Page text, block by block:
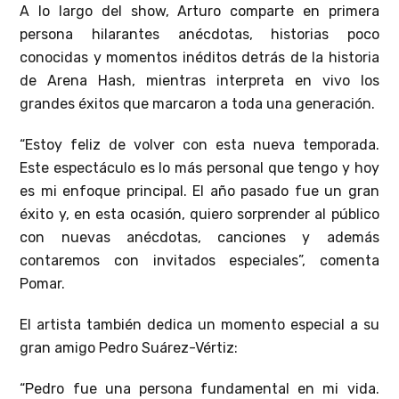
A lo largo del show, Arturo comparte en primera
persona hilarantes anécdotas, historias poco
conocidas y momentos inéditos detrás de la historia
de Arena Hash, mientras interpreta en vivo los
grandes éxitos que marcaron a toda una generación.
“Estoy feliz de volver con esta nueva temporada.
Este espectáculo es lo más personal que tengo y hoy
es mi enfoque principal. El año pasado fue un gran
éxito y, en esta ocasión, quiero sorprender al público
con nuevas anécdotas, canciones y además
contaremos con invitados especiales”, comenta
Pomar.
El artista también dedica un momento especial a su
gran amigo Pedro Suárez-Vértiz:
“Pedro fue una persona fundamental en mi vida.